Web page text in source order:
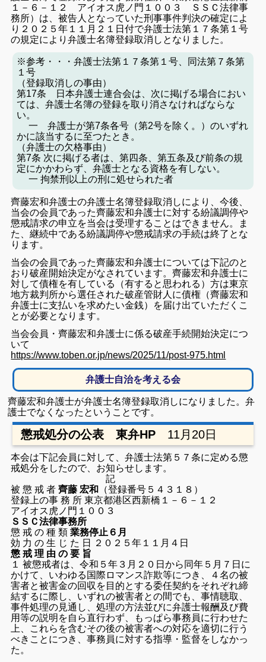
１－６－１２ アイオス虎ノ門１００３ ＳＳＣ法律事
務所）は、被告人となっていた刑事事件判決の確定によ
り２０２５年１１月２１日付で弁護士法第１７条第１号
の規定により弁護士名簿登録取消しとなりました。
※参考・・・弁護士法第１７条第１号、同法第７条第
１号
（登録取消しの事由）
第17条 日本弁護士連合会は、次に掲げる場合におい
ては、弁護士名簿の登録を取り消さなければならな
い。
一 弁護士が第7条各号（第2号を除く。）のいずれ
かに該当するに至つたとき。
（弁護士の欠格事由）
第7条 次に掲げる者は、第四条、第五条及び前条の規
定にかかわらず、弁護士となる資格を有しない。
一 拘禁刑以上の刑に処せられた者
齊藤宏和弁護士の弁護士名簿登録取消しにより、今後、
当会の会員であった齊藤宏和弁護士に対する紛議調停や
懲戒請求の申立を当会は受理することはできません。ま
た、継続中である紛議調停や懲戒請求の手続は終了とな
ります。
当会の会員であった齊藤宏和弁護士については下記のと
おり破産開始決定がなされています。齊藤宏和弁護士に
対して債権を有している（有すると思われる）方は東京
地方裁判所から選任された破産管財人に債権（齊藤宏和
弁護士に支払いを求めたい金銭）を届け出ていただくこ
とが必要となります。
当会会員・齊藤宏和弁護士に係る破産手続開始決定につ
いて
https://www.toben.or.jp/news/2025/11/post-975.html
弁護士自治を考える会
齊藤宏和弁護士が弁護士名簿登録取消しになりました。弁
護士でなくなったということです。
懲戒処分の公表 東弁HP 11月20日
本会は下記会員に対して、弁護士法第５７条に定める懲
戒処分をしたので、お知らせします。
記
被 懲 戒 者 齊藤 宏和
（登録番号５４３１８）
登録上の事 務 所 東京都港区西新橋１－６－１２
アイオス虎ノ門１００３
ＳＳＣ法律事務所
懲 戒 の 種 類 業務停止６月
効 力 の 生 じ た 日 ２０２５年１１月４日
懲 戒 理 由 の 要 旨
１ 被懲戒者は、令和５年３月２０日から同年５月７日に
かけて、いわゆる国際ロマンス詐欺等につき、４名の被
害者と被害金の回収を目的とする委任契約をそれぞれ締
結するに際し、いずれの被害者との間でも、事情聴取、
事件処理の見通し、処理の方法並びに弁護士報酬及び費
用等の説明を自ら直行わず、も っぱら事務員に行わせた
上、これらを含むその後の被害者への対応を適切に行う
べきことにつき、事務員に対する指導・監督をしなかっ
た。